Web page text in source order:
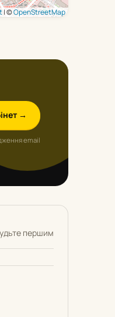
|©OpenStreetMap
→
email
першим